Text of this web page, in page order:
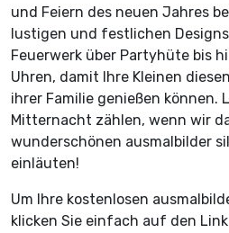
und Feiern des neuen Jahres
lustigen und festlichen
Feuerwerk über Partyhüte bis
Uhren, damit Ihre Kleinen
ihrer Familie genießen können.
Mitternacht zählen, wenn wir
wunderschönen ausmalbilder
einläuten!
Um Ihre kostenlosen
klicken Sie einfach auf den